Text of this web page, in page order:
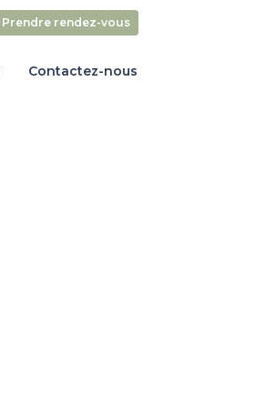
Contactez-nous
Prendre rendez-vous